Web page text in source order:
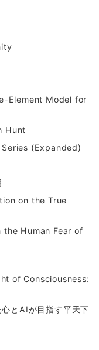
Element Model for
Hunt
(Expanded)
on the True
Human Fear of
of Consciousness:
心とAIが目指す平天下